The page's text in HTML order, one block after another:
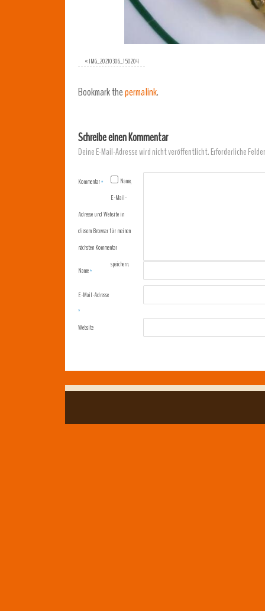
«IMG_20210306_150204
Bookmark thepermalink.
Schreibe einen Kommentar
Deine E-Mail-Adresse wird nicht veröffentlicht.Erforderliche
Kommentar*
Name*
E-Mail-Adresse
*
Website
Name,
E-Mail-
Adresse und Website in
diesem Browser für meinen
nächsten Kommentar
speichern.